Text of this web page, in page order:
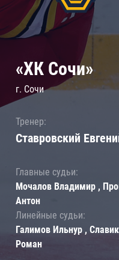
«ХК Сочи»
г. Сочи
Тренер:
Ставровский
Главные судьи:
Мочалов Владимир ,
Антон
Линейные судьи:
Галимов Ильнур ,
Роман